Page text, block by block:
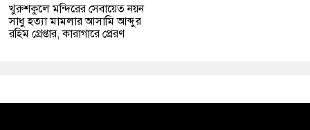
খুরুশকুলে মন্দিরের সেবায়েত নয়ন
সাধু হত্যা মামলার আসামি আব্দুর
রহিম গ্রেপ্তার, কারাগারে প্রেরণ